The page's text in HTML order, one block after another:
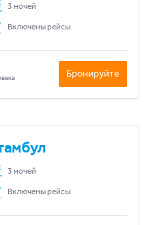
3 ночей
Включены рейсы
Бронируйте
3 ночей
Включены рейсы